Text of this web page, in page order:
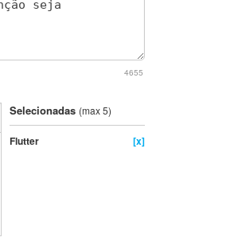
4655
Selecionadas (max 5)
Flutter [x]